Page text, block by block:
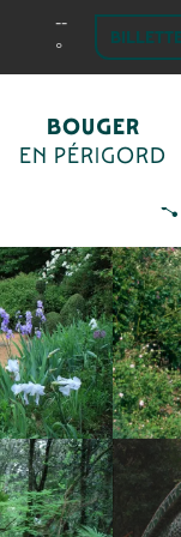
--
°
BOUGER
EN PÉRIGORD